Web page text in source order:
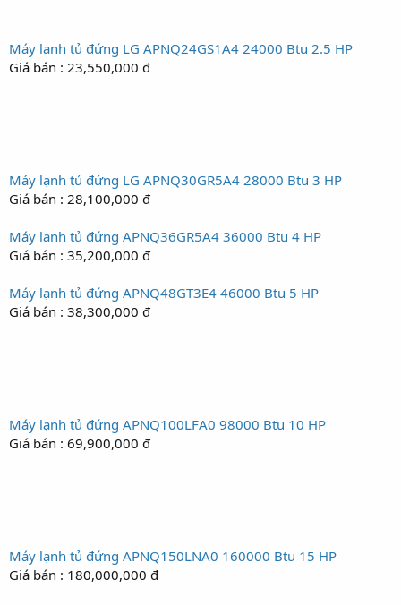
Máy lạnh tủ đứng LG APNQ24GS1A4 24000 Btu 2.5 HP
Giá bán : 23,550,000 đ
Máy lạnh tủ đứng LG APNQ30GR5A4 28000 Btu 3 HP
Giá bán : 28,100,000 đ
Máy lạnh tủ đứng APNQ36GR5A4 36000 Btu 4 HP
Giá bán : 35,200,000 đ
Máy lạnh tủ đứng APNQ48GT3E4 46000 Btu 5 HP
Giá bán : 38,300,000 đ
Máy lạnh tủ đứng APNQ100LFA0 98000 Btu 10 HP
Giá bán : 69,900,000 đ
Máy lạnh tủ đứng APNQ150LNA0 160000 Btu 15 HP
Giá bán : 180,000,000 đ